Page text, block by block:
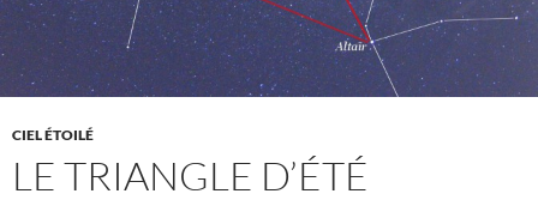
CIEL ÉTOILÉ
LE TRIANGLE D’ÉTÉ